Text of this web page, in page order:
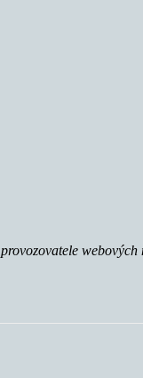
, provozovatele webových